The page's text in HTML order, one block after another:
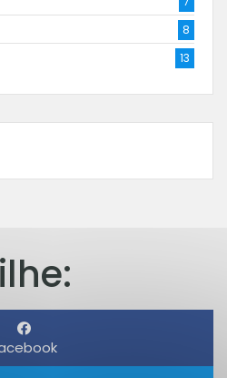
8
13